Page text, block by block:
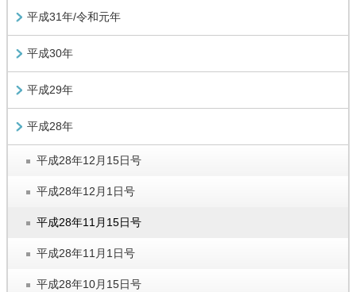
平成31年/令和元年
平成30年
平成29年
平成28年
平成28年12月15日号
平成28年12月1日号
平成28年11月15日号
平成28年11月1日号
平成28年10月15日号